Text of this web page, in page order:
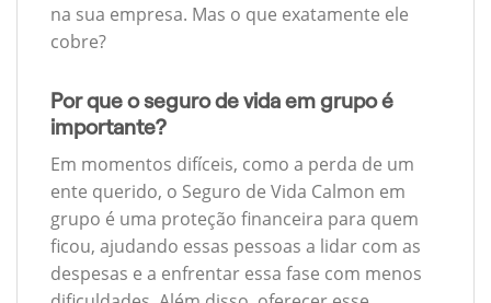
na sua empresa. Mas o que exatamente ele
cobre?
Por que o seguro de vida em grupo é
importante?
Em momentos difíceis, como a perda de um
ente querido, o Seguro de Vida Calmon em
grupo é uma proteção financeira para quem
ficou, ajudando essas pessoas a lidar com as
despesas e a enfrentar essa fase com menos